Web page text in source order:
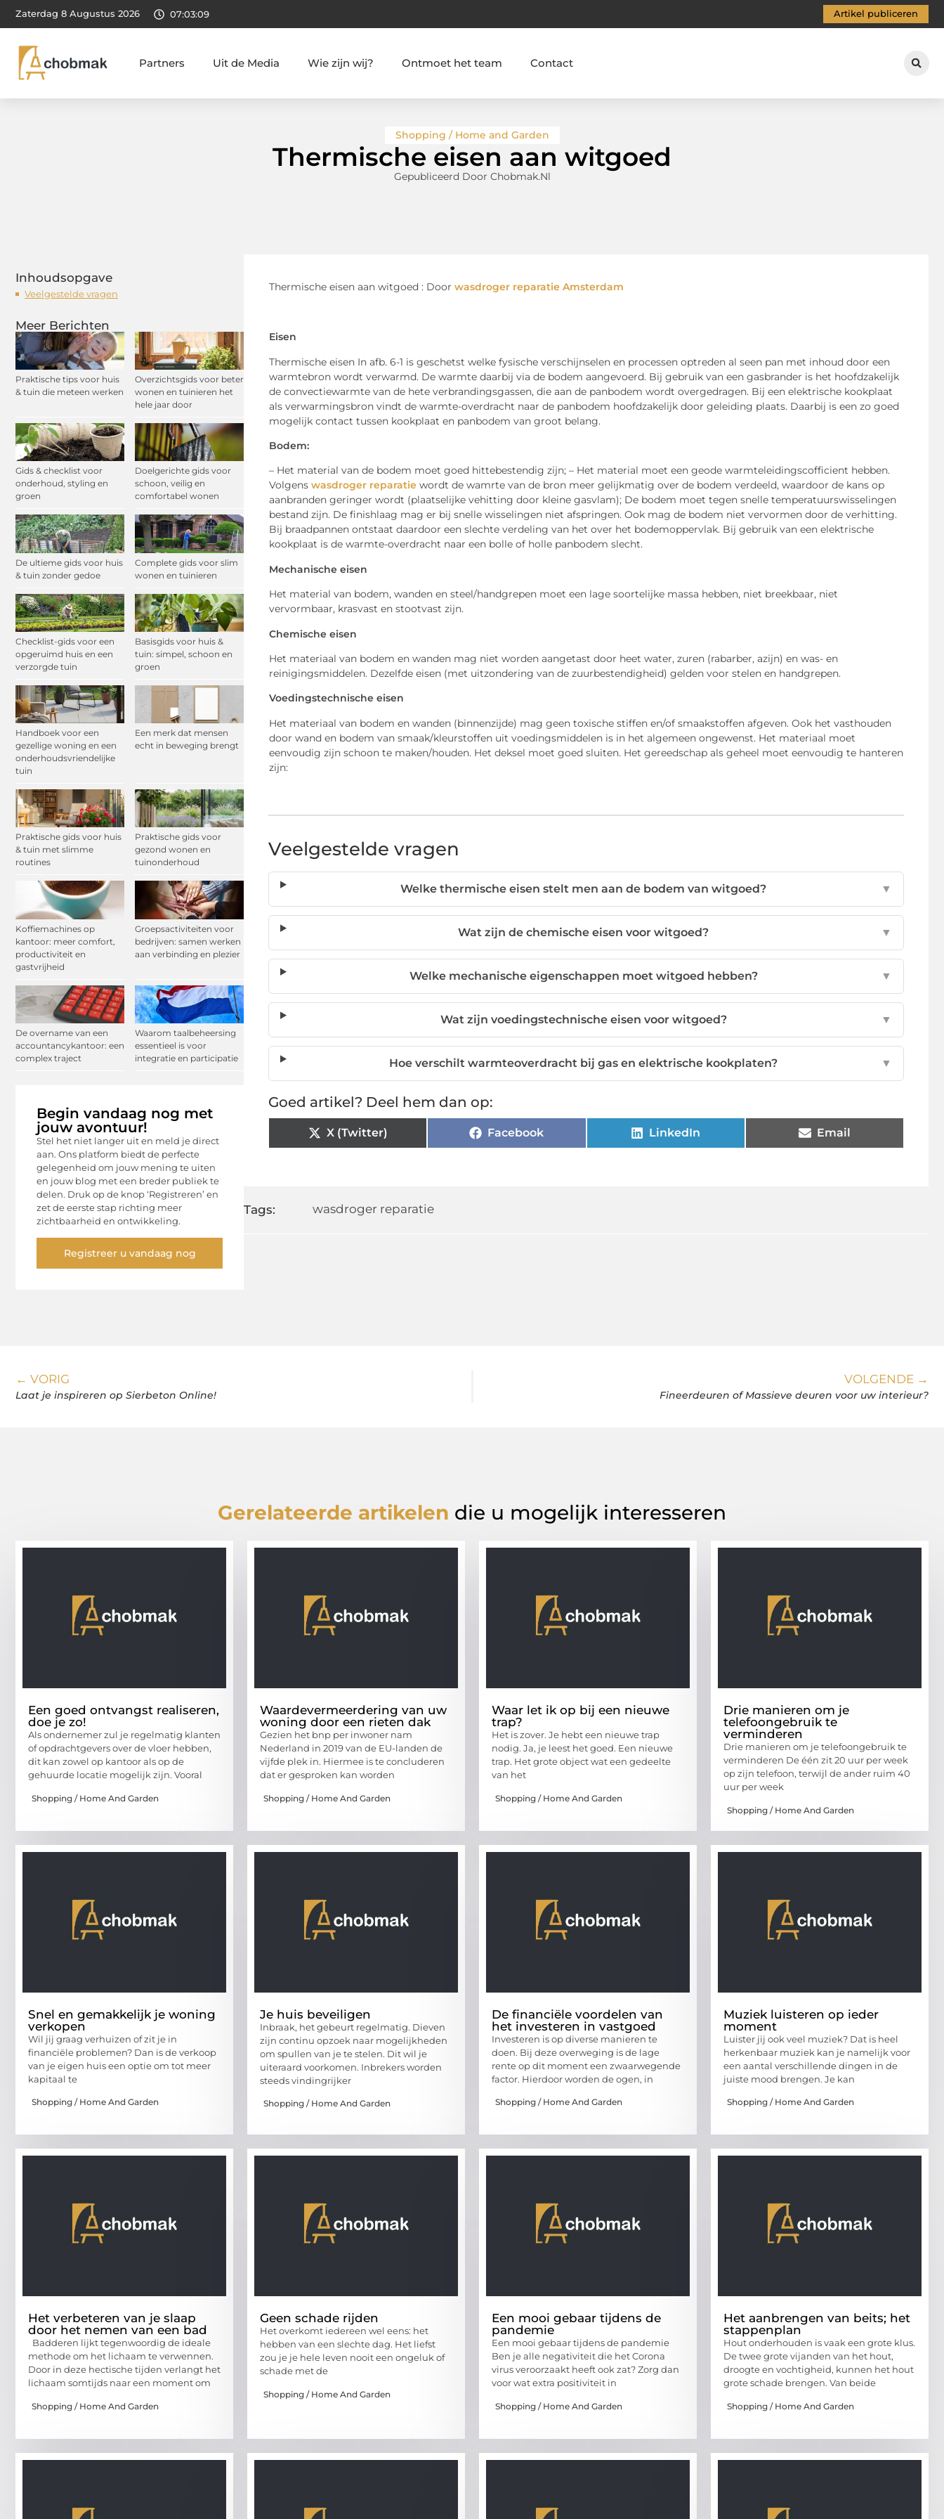
Zaterdag 8 Augustus 2026 07:03:10 Artikel publiceren
Partners Uit de Media Wie zijn wij? Ontmoet het team Contact
Shopping / Home and Garden
Thermische eisen aan witgoed
Gepubliceerd Door Chobmak.nl
Inhoudsopgave
Veelgestelde vragen
Meer Berichten
Praktische tips voor huis
& tuin die meteen werken
Overzichtsgids voor beter
wonen en tuinieren het
hele jaar door
Gids & checklist voor
onderhoud, styling en
groen
Doelgerichte gids voor
schoon, veilig en
comfortabel wonen
De ultieme gids voor huis
& tuin zonder gedoe
Complete gids voor slim
wonen en tuinieren
Checklist-gids voor een
opgeruimd huis en een
verzorgde tuin
Basisgids voor huis &
tuin: simpel, schoon en
groen
Handboek voor een
gezellige woning en een
onderhoudsvriendelijke
tuin
Een merk dat mensen
echt in beweging brengt
Praktische gids voor huis
& tuin met slimme
routines
Praktische gids voor
gezond wonen en
tuinonderhoud
Koffiemachines op
kantoor: meer comfort,
productiviteit en
gastvrijheid
Groepsactiviteiten voor
bedrijven: samen werken
aan verbinding en plezier
De overname van een
accountancykantoor: een
complex traject
Waarom taalbeheersing
essentieel is voor
integratie en participatie
Begin vandaag nog met
jouw avontuur!
Stel het niet langer uit en meld je direct
aan. Ons platform biedt de perfecte
gelegenheid om jouw mening te uiten
en jouw blog met een breder publiek te
delen. Druk op de knop ‘Registreren’ en
zet de eerste stap richting meer
zichtbaarheid en ontwikkeling.
Registreer u vandaag nog
Thermische eisen aan witgoed : Door wasdroger reparatie Amsterdam
Eisen
Thermische eisen In afb. 6-1 is geschetst welke fysische verschijnselen en processen optreden al seen pan met inhoud door een
warmtebron wordt verwarmd. De warmte daarbij via de bodem aangevoerd. Bij gebruik van een gasbrander is het hoofdzakelijk
de convectiewarmte van de hete verbrandingsgassen, die aan de panbodem wordt overgedragen. Bij een elektrische kookplaat
als verwarmingsbron vindt de warmte-overdracht naar de panbodem hoofdzakelijk door geleiding plaats. Daarbij is een zo goed
mogelijk contact tussen kookplaat en panbodem van groot belang.
Bodem:
– Het material van de bodem moet goed hittebestendig zijn; – Het material moet een geode warmteleidingscofficient hebben.
Volgens wasdroger reparatie wordt de wamrte van de bron meer gelijkmatig over de bodem verdeeld, waardoor de kans op
aanbranden geringer wordt (plaatselijke vehitting door kleine gasvlam); De bodem moet tegen snelle temperatuurswisselingen
bestand zijn. De finishlaag mag er bij snelle wisselingen niet afspringen. Ook mag de bodem niet vervormen door de verhitting.
Bij braadpannen ontstaat daardoor een slechte verdeling van het over het bodemoppervlak. Bij gebruik van een elektrische
kookplaat is de warmte-overdracht naar een bolle of holle panbodem slecht.
Mechanische eisen
Het material van bodem, wanden en steel/handgrepen moet een lage soortelijke massa hebben, niet breekbaar, niet
vervormbaar, krasvast en stootvast zijn.
Chemische eisen
Het materiaal van bodem en wanden mag niet worden aangetast door heet water, zuren (rabarber, azijn) en was- en
reinigingsmiddelen. Dezelfde eisen (met uitzondering van de zuurbestendigheid) gelden voor stelen en handgrepen.
Voedingstechnische eisen
Het materiaal van bodem en wanden (binnenzijde) mag geen toxische stiffen en/of smaakstoffen afgeven. Ook het vasthouden
door wand en bodem van smaak/kleurstoffen uit voedingsmiddelen is in het algemeen ongewenst. Het materiaal moet
eenvoudig zijn schoon te maken/houden. Het deksel moet goed sluiten. Het gereedschap als geheel moet eenvoudig te hanteren
zijn:
Veelgestelde vragen
Welke thermische eisen stelt men aan de bodem van witgoed? ▼
Wat zijn de chemische eisen voor witgoed? ▼
Welke mechanische eigenschappen moet witgoed hebben? ▼
Wat zijn voedingstechnische eisen voor witgoed? ▼
Hoe verschilt warmteoverdracht bij gas en elektrische kookplaten? ▼
Goed artikel? Deel hem dan op:
X (Twitter) Facebook LinkedIn Email
Tags: wasdroger reparatie
← VORIG
Laat je inspireren op Sierbeton Online!
VOLGENDE →
Fineerdeuren of Massieve deuren voor uw interieur?
Gerelateerde artikelen die u mogelijk interesseren
Een goed ontvangst realiseren,
doe je zo!
Als ondernemer zul je regelmatig klanten
of opdrachtgevers over de vloer hebben,
dit kan zowel op kantoor als op de
gehuurde locatie mogelijk zijn. Vooral
Shopping / Home And Garden
Waardevermeerdering van uw
woning door een rieten dak
Gezien het bnp per inwoner nam
Nederland in 2019 van de EU-landen de
vijfde plek in. Hiermee is te concluderen
dat er gesproken kan worden
Shopping / Home And Garden
Waar let ik op bij een nieuwe
trap?
Het is zover. Je hebt een nieuwe trap
nodig. Ja, je leest het goed. Een nieuwe
trap. Het grote object wat een gedeelte
van het
Shopping / Home And Garden
Drie manieren om je
telefoongebruik te
verminderen
Drie manieren om je telefoongebruik te
verminderen De één zit 20 uur per week
op zijn telefoon, terwijl de ander ruim 40
uur per week
Shopping / Home And Garden
Snel en gemakkelijk je woning
verkopen
Wil jij graag verhuizen of zit je in
financiële problemen? Dan is de verkoop
van je eigen huis een optie om tot meer
kapitaal te
Shopping / Home And Garden
Je huis beveiligen
Inbraak, het gebeurt regelmatig. Dieven
zijn continu opzoek naar mogelijkheden
om spullen van je te stelen. Dit wil je
uiteraard voorkomen. Inbrekers worden
steeds vindingrijker
Shopping / Home And Garden
De financiële voordelen van
het investeren in vastgoed
Investeren is op diverse manieren te
doen. Bij deze overweging is de lage
rente op dit moment een zwaarwegende
factor. Hierdoor worden de ogen, in
Shopping / Home And Garden
Muziek luisteren op ieder
moment
Luister jij ook veel muziek? Dat is heel
herkenbaar muziek kan je namelijk voor
een aantal verschillende dingen in de
juiste mood brengen. Je kan
Shopping / Home And Garden
Het verbeteren van je slaap
door het nemen van een bad
Badderen lijkt tegenwoordig de ideale
methode om het lichaam te verwennen.
Door in deze hectische tijden verlangt het
lichaam somtijds naar een moment om
Shopping / Home And Garden
Geen schade rijden
Het overkomt iedereen wel eens: het
hebben van een slechte dag. Het liefst
zou je je hele leven nooit een ongeluk of
schade met de
Shopping / Home And Garden
Een mooi gebaar tijdens de
pandemie
Een mooi gebaar tijdens de pandemie
Ben je alle negativiteit die het Corona
virus veroorzaakt heeft ook zat? Zorg dan
voor wat extra positiviteit in
Shopping / Home And Garden
Het aanbrengen van beits; het
stappenplan
Hout onderhouden is vaak een grote klus.
De twee grote vijanden van het hout,
droogte en vochtigheid, kunnen het hout
grote schade brengen. Van beide
Shopping / Home And Garden